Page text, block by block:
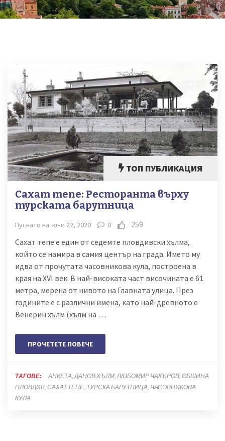
ТОП ПУБЛИКАЦИЯ
Сахат тепе: Ресторанта върху
турската барутница
Пуснато на: юни 22, 2020 0
259
Сахат тепе е един от седемте пловдивски хълма,
който се намира в самия център на града. Името му
идва от прочутата часовникова кула, построена в
края на XVI век. В най-високата част височината е 61
метра, мерена от нивото на Главната улица. През
годините е с различни имена, като най-древното е
Венерин хълм (хълм на …
ПРОЧЕТЕТЕ ПОВЕЧЕ
ТАГОВЕ: АНКЕТА ДАНОВ ХЪЛМ ЛЮБОМИР ЧАКЪРОВ ОБЩИНА
ПЛОВДИВ САХАТ ТЕПЕ ТУРСКА БАРУТНИЦА ЧАСОВНИКОВА
КУЛА